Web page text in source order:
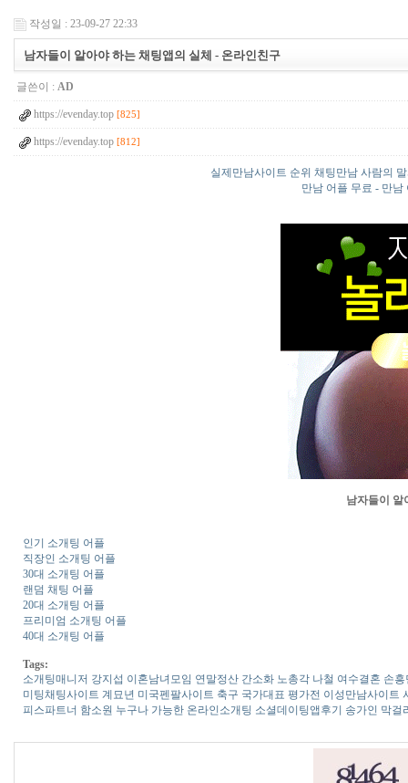
작성일 : 23-09-27 22:33
남자들이 알아야 하는 채팅앱의 실체 - 온­라­인­친­구
글쓴이 : AD
https://evenday.top [825]
https://evenday.top [812]
실제만남사이트 순위 채팅만남 사람의
만남 어플 무료 - 만남
남자들이 알
인기 소개팅 어플
직장인 소개팅 어플
30대 소개팅 어플
랜덤 채팅 어플
20대 소개팅 어플
프리미엄 소개팅 어플
40대 소개팅 어플
Tags:
소개팅매니저 강지섭 이­혼­남­녀­모­임 연말정산 간소화 노총각 나철 여수결혼 손흥
미­팅­채­팅­사­이­트 계묘년 미­국­펜­팔­사­이­트 축구 국가대표 평가전 이성만남사이트
피­스­파­트­너 함소원 누구나 가능한 온라인소개팅 소셜데이팅앱후기 송가인 막걸